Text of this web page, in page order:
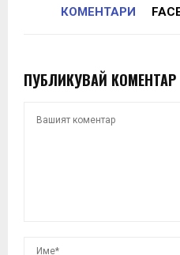
КОМЕНТАРИ
ПУБЛИКУВАЙ КОМЕНТАР